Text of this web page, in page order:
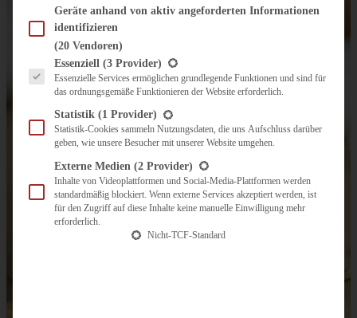
Geräte anhand von aktiv angeforderten Informationen
identifizieren
(20 Vendoren)
Es folgt eine Liste der Service-Gruppen, für die eine Einwilligung erteilt werden
Essenziell (3 Provider)
Essenzielle Services ermöglichen grundlegende Funktionen und sind für
das ordnungsgemäße Funktionieren der Website erforderlich.
Statistik (1 Provider)
Statistik-Cookies sammeln Nutzungsdaten, die uns Aufschluss darüber
geben, wie unsere Besucher mit unserer Website umgehen.
Externe Medien (2 Provider)
Inhalte von Videoplattformen und Social-Media-Plattformen werden
standardmäßig blockiert. Wenn externe Services akzeptiert werden, ist
für den Zugriff auf diese Inhalte keine manuelle Einwilligung mehr
erforderlich.
Nicht-TCF-Standard